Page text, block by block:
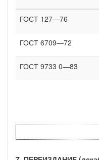
ГОСТ 127—76
ГОСТ 6709—72
ГОСТ 9733 0—83